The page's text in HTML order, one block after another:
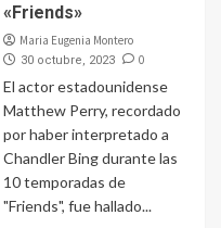
«Friends»
Maria Eugenia Montero
30 octubre, 2023 0
El actor estadounidense
Matthew Perry, recordado
por haber interpretado a
Chandler Bing durante las
10 temporadas de
"Friends", fue hallado...